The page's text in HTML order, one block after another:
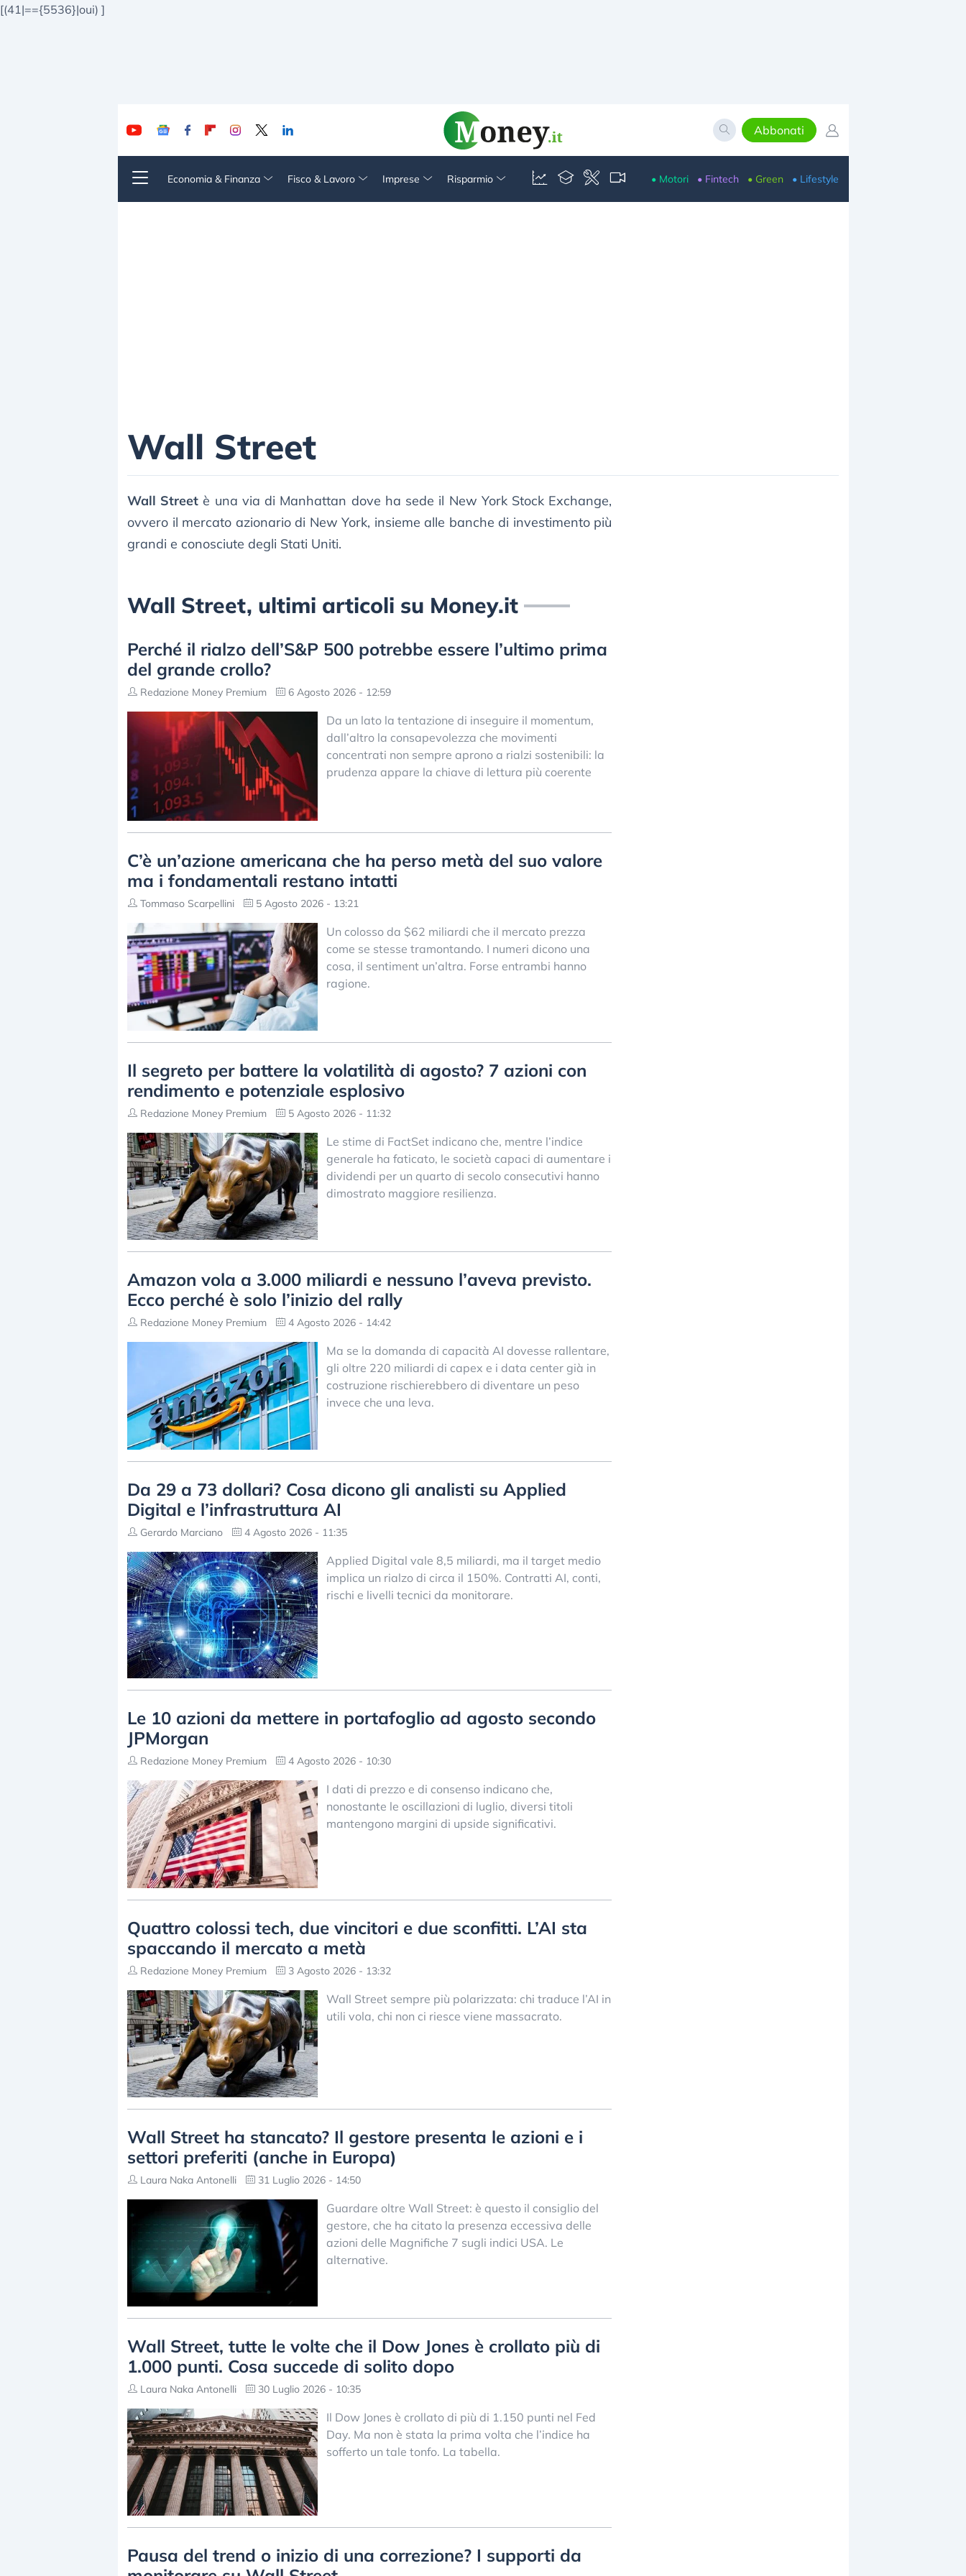
[(41|=={5536}|oui) ]
Abbonati
Economia & Finanza Fisco & Lavoro Imprese Risparmio • Motori • Fintech • Green • Lifestyle
Wall Street
Wall Street è una via di Manhattan dove ha sede il New York Stock Exchange,
ovvero il mercato azionario di New York, insieme alle banche di investimento più
grandi e conosciute degli Stati Uniti.
Wall Street, ultimi articoli su Money.it
Perché il rialzo dell’S&P 500 potrebbe essere l’ultimo prima
del grande crollo?
Redazione Money Premium 6 Agosto 2026 - 12:59
Da un lato la tentazione di inseguire il momentum,
dall’altro la consapevolezza che movimenti
concentrati non sempre aprono a rialzi sostenibili: la
prudenza appare la chiave di lettura più coerente
C’è un’azione americana che ha perso metà del suo valore
ma i fondamentali restano intatti
Tommaso Scarpellini 5 Agosto 2026 - 13:21
Un colosso da $62 miliardi che il mercato prezza
come se stesse tramontando. I numeri dicono una
cosa, il sentiment un’altra. Forse entrambi hanno
ragione.
Il segreto per battere la volatilità di agosto? 7 azioni con
rendimento e potenziale esplosivo
Redazione Money Premium 5 Agosto 2026 - 11:32
Le stime di FactSet indicano che, mentre l’indice
generale ha faticato, le società capaci di aumentare i
dividendi per un quarto di secolo consecutivi hanno
dimostrato maggiore resilienza.
Amazon vola a 3.000 miliardi e nessuno l’aveva previsto.
Ecco perché è solo l’inizio del rally
Redazione Money Premium 4 Agosto 2026 - 14:42
Ma se la domanda di capacità AI dovesse rallentare,
gli oltre 220 miliardi di capex e i data center già in
costruzione rischierebbero di diventare un peso
invece che una leva.
Da 29 a 73 dollari? Cosa dicono gli analisti su Applied
Digital e l’infrastruttura AI
Gerardo Marciano 4 Agosto 2026 - 11:35
Applied Digital vale 8,5 miliardi, ma il target medio
implica un rialzo di circa il 150%. Contratti AI, conti,
rischi e livelli tecnici da monitorare.
Le 10 azioni da mettere in portafoglio ad agosto secondo
JPMorgan
Redazione Money Premium 4 Agosto 2026 - 10:30
I dati di prezzo e di consenso indicano che,
nonostante le oscillazioni di luglio, diversi titoli
mantengono margini di upside significativi.
Quattro colossi tech, due vincitori e due sconfitti. L’AI sta
spaccando il mercato a metà
Redazione Money Premium 3 Agosto 2026 - 13:32
Wall Street sempre più polarizzata: chi traduce l’AI in
utili vola, chi non ci riesce viene massacrato.
Wall Street ha stancato? Il gestore presenta le azioni e i
settori preferiti (anche in Europa)
Laura Naka Antonelli 31 Luglio 2026 - 14:50
Guardare oltre Wall Street: è questo il consiglio del
gestore, che ha citato la presenza eccessiva delle
azioni delle Magnifiche 7 sugli indici USA. Le
alternative.
Wall Street, tutte le volte che il Dow Jones è crollato più di
1.000 punti. Cosa succede di solito dopo
Laura Naka Antonelli 30 Luglio 2026 - 10:35
Il Dow Jones è crollato di più di 1.150 punti nel Fed
Day. Ma non è stata la prima volta che l’indice ha
sofferto un tale tonfo. La tabella.
Pausa del trend o inizio di una correzione? I supporti da